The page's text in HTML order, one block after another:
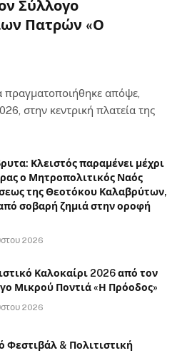
Σύλλογο
Πατρών «Ο
πραγματοποιήθηκε απόψε,
στην κεντρική πλατεία της
Κλειστός παραμένει μέχρι
ο Μητροπολιτικός Ναός
της Θεοτόκου Καλαβρύτων,
σοβαρή ζημιά στην οροφή
2026
Καλοκαίρι 2026 από τον
Μικρού Ποντιά «Η Πρόοδος»
2026
Φεστιβάλ & Πολιτιστική